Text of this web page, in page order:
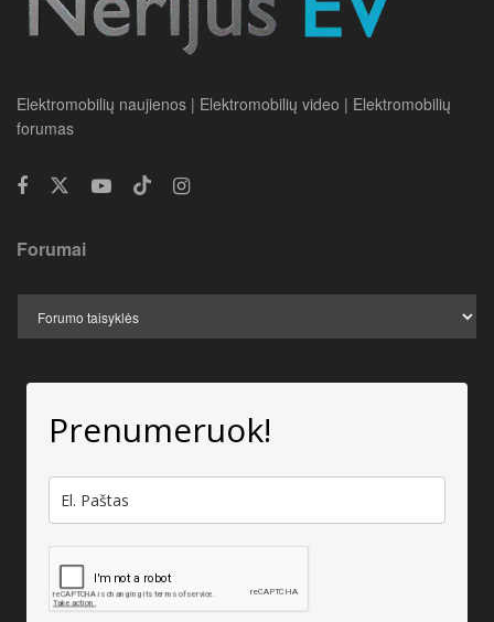
Elektromobilių naujienos | Elektromobilių video | Elektromobilių
forumas
Forumai
Prenumeruok!